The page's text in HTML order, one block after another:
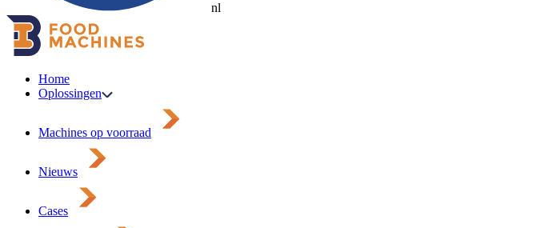
nl
Home
Oplossingen
Machines op voorraad
Nieuws
Cases